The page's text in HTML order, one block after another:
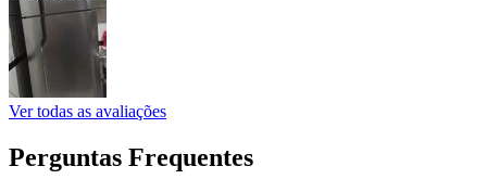
Ver todas as avaliações
Perguntas Frequentes